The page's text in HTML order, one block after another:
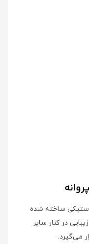
ساخته شده
در کنار سایر
می‌گیرد.